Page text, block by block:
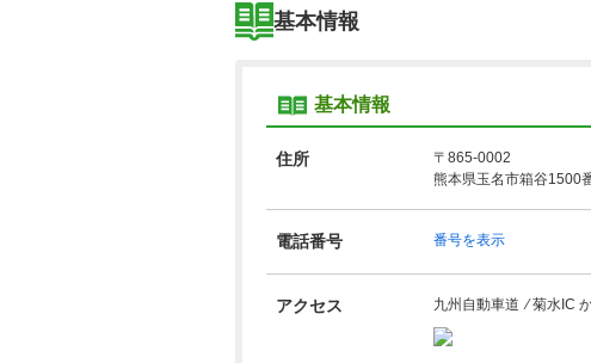
基本情報
基本情報
住所
〒865-0002
熊本県玉名市箱谷1500
電話番号 番号を表示
アクセス 九州自動車道 ⁄ 菊水IC